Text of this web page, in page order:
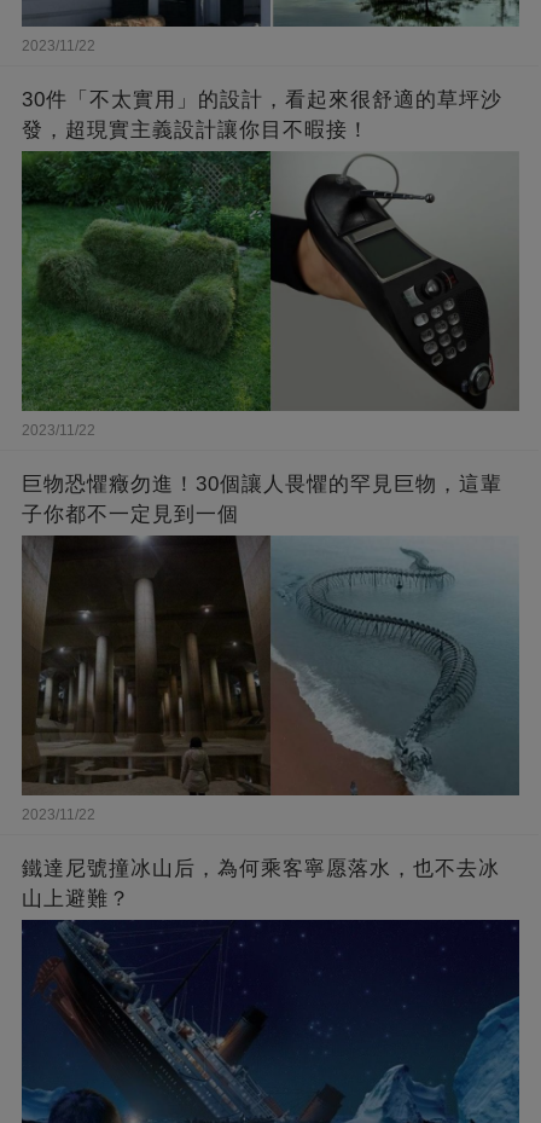
2023/11/22
30件「不太實用」的設計，看起來很舒適的草坪沙
發，超現實主義設計讓你目不暇接！
2023/11/22
巨物恐懼癥勿進！30個讓人畏懼的罕見巨物，這輩
子你都不一定見到一個
2023/11/22
鐵達尼號撞冰山后，為何乘客寧愿落水，也不去冰
山上避難？